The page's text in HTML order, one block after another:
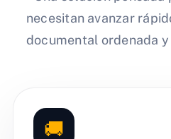
necesitan avanzar
documental ordenada
🚚